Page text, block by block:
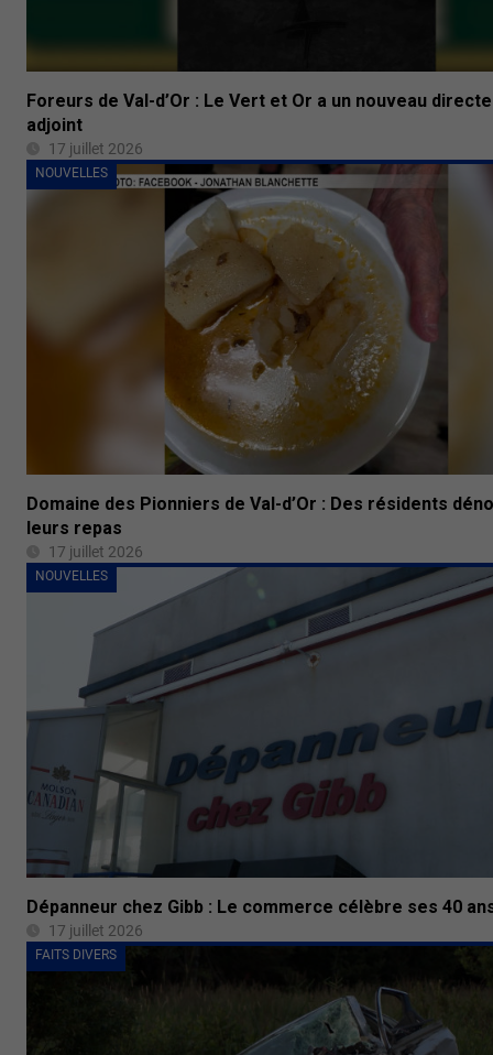
Foreurs de Val-d’Or : Le Vert et Or a un nouveau
adjoint
17 juillet 2026
NOUVELLES
Domaine des Pionniers de Val-d’Or : Des résidents
leurs repas
17 juillet 2026
NOUVELLES
Dépanneur chez Gibb : Le commerce célèbre ses 40
17 juillet 2026
FAITS DIVERS